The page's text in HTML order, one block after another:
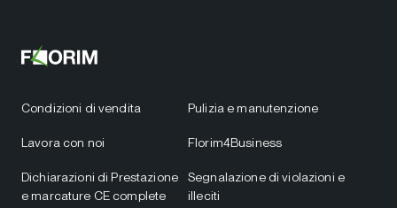
Condizioni di vendita
Lavora con noi
Dichiarazioni di Prestazione
e marcature CE complete
Pulizia e manutenzione
Florim4Business
Segnalazione di violazioni e
illeciti